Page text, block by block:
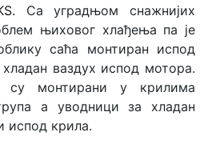
. Са уградњом снажнијих
њиховог хлађења па је
саћа монтиран испод
ваздух испод мотора.
монтирани у крилима
а уводници за хладан
испод крила.